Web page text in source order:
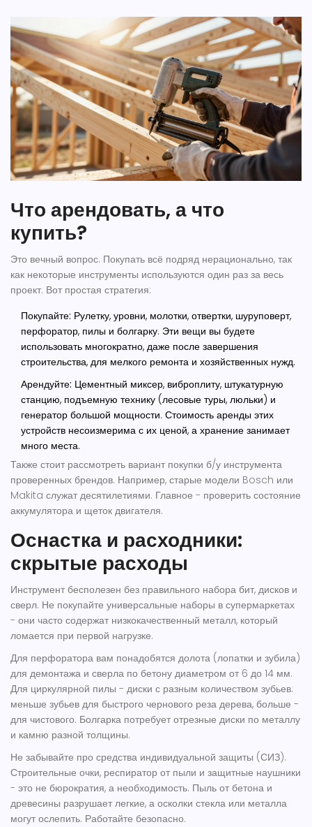
Что арендовать, а что
купить?
Это вечный вопрос. Покупать всё подряд нерационально, так
как некоторые инструменты используются один раз за весь
проект. Вот простая стратегия:
Покупайте: Рулетку, уровни, молотки, отвертки, шуруповерт,
перфоратор, пилы и болгарку. Эти вещи вы будете
использовать многократно, даже после завершения
строительства, для мелкого ремонта и хозяйственных нужд.
Арендуйте: Цементный миксер, виброплиту, штукатурную
станцию, подъемную технику (лесовые туры, люльки) и
генератор большой мощности. Стоимость аренды этих
устройств несоизмерима с их ценой, а хранение занимает
много места.
Также стоит рассмотреть вариант покупки б/у инструмента
проверенных брендов. Например, старые модели Bosch или
Makita служат десятилетиями. Главное - проверить состояние
аккумулятора и щеток двигателя.
Оснастка и расходники:
скрытые расходы
Инструмент бесполезен без правильного набора бит, дисков и
сверл. Не покупайте универсальные наборы в супермаркетах
- они часто содержат низкокачественный металл, который
ломается при первой нагрузке.
Для перфоратора вам понадобятся долота (лопатки и зубила)
для демонтажа и сверла по бетону диаметром от 6 до 14 мм.
Для циркулярной пилы - диски с разным количеством зубьев:
меньше зубьев для быстрого чернового реза дерева, больше -
для чистового. Болгарка потребует отрезные диски по металлу
и камню разной толщины.
Не забывайте про средства индивидуальной защиты (СИЗ).
Строительные очки, респиратор от пыли и защитные наушники
- это не бюрократия, а необходимость. Пыль от бетона и
древесины разрушает легкие, а осколки стекла или металла
могут ослепить. Работайте безопасно.